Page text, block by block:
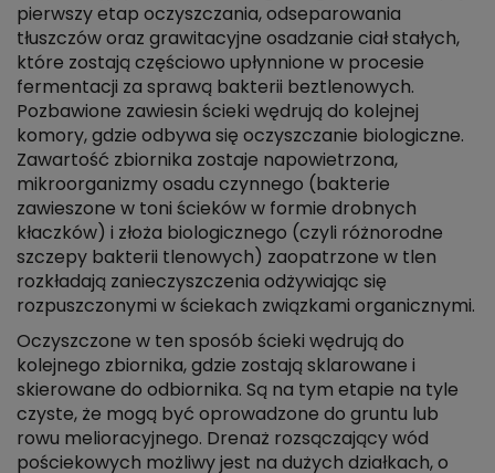
pierwszy etap oczyszczania, odseparowania
tłuszczów oraz grawitacyjne osadzanie ciał stałych,
które zostają częściowo upłynnione w procesie
fermentacji za sprawą bakterii beztlenowych.
Pozbawione zawiesin ścieki wędrują do kolejnej
komory, gdzie odbywa się oczyszczanie biologiczne.
Zawartość zbiornika zostaje napowietrzona,
mikroorganizmy osadu czynnego (bakterie
zawieszone w toni ścieków w formie drobnych
kłaczków) i złoża biologicznego (czyli różnorodne
szczepy bakterii tlenowych) zaopatrzone w tlen
rozkładają zanieczyszczenia odżywiając się
rozpuszczonymi w ściekach związkami organicznymi.
Oczyszczone w ten sposób ścieki wędrują do
kolejnego zbiornika, gdzie zostają sklarowane i
skierowane do odbiornika. Są na tym etapie na tyle
czyste, że mogą być oprowadzone do gruntu lub
rowu melioracyjnego. Drenaż rozsączający wód
pościekowych możliwy jest na dużych działkach, o